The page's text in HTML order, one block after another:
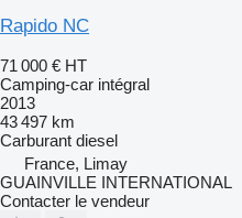
Rapido NC
71 000 € HT
Camping‐car intégral
2013
43 497 km
Carburant diesel
France, Limay
GUAINVILLE INTERNATIONAL
Contacter le vendeur